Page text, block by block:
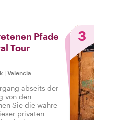
Pfade
Tour
| Valencia
abseits der
von den
Sie die wahre
privaten
3